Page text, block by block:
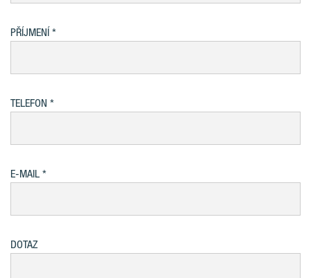
PŘÍJMENÍ
TELEFON
E-MAIL
DOTAZ